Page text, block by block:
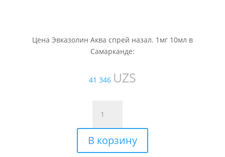
Цена Эвказолин Аква спрей назал. 1мг 10мл в
Самарканде:
41 346 UZS
товара
Эвказолин
Аква
спрей
В корзину